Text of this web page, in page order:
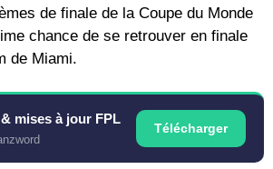
de finale de la Coupe du Monde
chance de se retrouver en finale
de Miami.
mises à jour FPL
Télécharger